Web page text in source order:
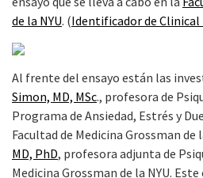
de la NYU. (Identificador de Clinical
Al frente del ensayo están las
Simon, MD, MSc., profesora de
Programa de Ansiedad, Estrés y
Facultad de Medicina Grossman de
MD, PhD, profesora adjunta de
Medicina Grossman de la NYU.